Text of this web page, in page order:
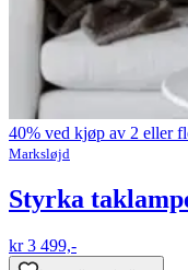
40% ved kjøp av 2 eller
Marksløjd
Styrka
kr 3 499,-